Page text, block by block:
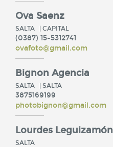
Ova Saenz
SALTA | CAPITAL
(0387) 15-5312741
ovafoto@gmail.com
Bignon Agencia
SALTA | SALTA
3875169199
photobignon@gmail.com
Lourdes Leguizamón
SALTA